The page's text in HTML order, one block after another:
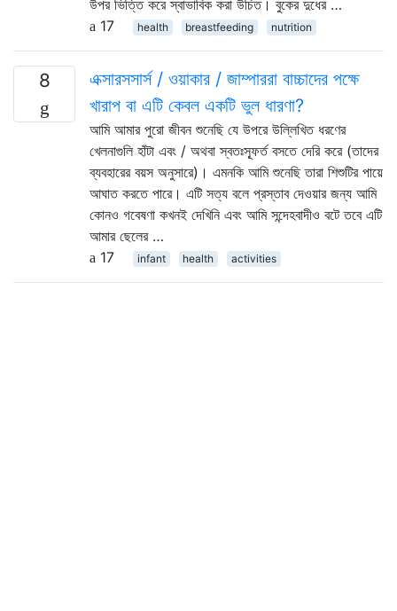
উপর ভিত্তি করে স্বাভাবিক করা উচিত। বুকের দুধের …
17
health breastfeeding nutrition
8
এক্সারসসার্স / ওয়াকার / জাম্পাররা বাচ্চাদের পক্ষে
খারাপ বা এটি কেবল একটি ভুল ধারণা?
আমি আমার পুরো জীবন শুনেছি যে উপরে উল্লিখিত ধরণের
খেলনাগুলি হাঁটা এবং / অথবা স্বতঃস্ফূর্ত বসতে দেরি করে (তাদের
ব্যবহারের বয়স অনুসারে)। এমনকি আমি শুনেছি তারা শিশুটির পায়ে
আঘাত করতে পারে। এটি সত্য বলে প্রস্তাব দেওয়ার জন্য আমি
কোনও গবেষণা কখনই দেখিনি এবং আমি সন্দেহবাদীও বটে তবে এটি
আমার ছেলের …
17
infant health activities